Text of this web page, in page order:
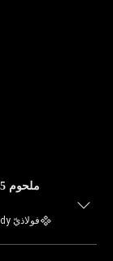
فولاذيّ Bundy أنبوب